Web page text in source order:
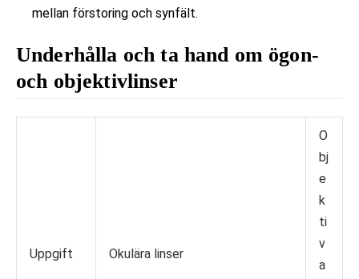
mellan förstoring och synfält.
Underhålla och ta hand om ögon-
och objektivlinser
Uppgift Okulära linser
O
bj
e
k
ti
v
a